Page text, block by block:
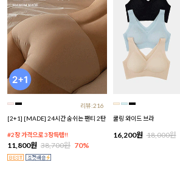
리뷰:216
[2+1] [MADE] 24시간 숨쉬는 팬티 2탄
#2장 가격으로 3장득템!!
11,800원 38,700원 70%
쿨링 와이드 브라
16,200원 18,000원